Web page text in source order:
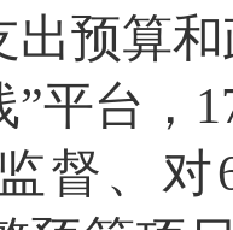
出预算
平台，
督、对